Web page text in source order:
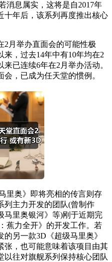
消息属实，这将是自2017年
十年后，该系列再度推出核心
2月举办直面会的可能性极
来，过去14年中有10年均在2
已连续6年在2月举办活动。
，已成为任天堂的惯例。
里奥》即将亮相的传言则存
列主力开发的团队(曾制作
马里奥银河》等)刚于近期完
蕉力全开》的开发工作。若
另一款3D《超级马里奥》
张，也可能意味着该项目由其
往对旗舰系列保持核心团队